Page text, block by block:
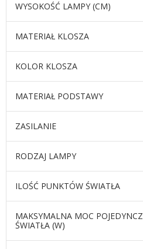
WYSOKOŚĆ LAMPY (CM)
MATERIAŁ KLOSZA
KOLOR KLOSZA
MATERIAŁ PODSTAWY
ZASILANIE
RODZAJ LAMPY
ILOŚĆ PUNKTÓW ŚWIATŁA
MAKSYMALNA MOC
ŚWIATŁA (W)